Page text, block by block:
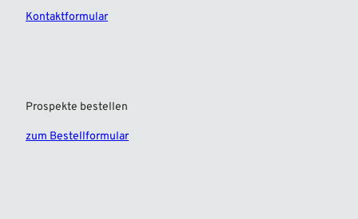
Kontaktformular
Prospekte bestellen
zum Bestellformular